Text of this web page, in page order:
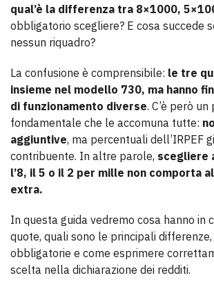
qual’è la differenza tra 8×1000,
obbligatorio scegliere? E cosa succede
nessun riquadro?
La confusione è comprensibile: le tre
insieme nel modello 730, ma hanno
di funzionamento diverse. C’è però un
fondamentale che le accomuna tutte:
aggiuntive, ma percentuali dell’IRPEF
contribuente. In altre parole, scegliere
l’8, il 5 o il 2 per mille non comporta
extra.
In questa guida vedremo cosa hanno in
quote, quali sono le principali differenze,
obbligatorie e come esprimere
scelta nella dichiarazione dei redditi.